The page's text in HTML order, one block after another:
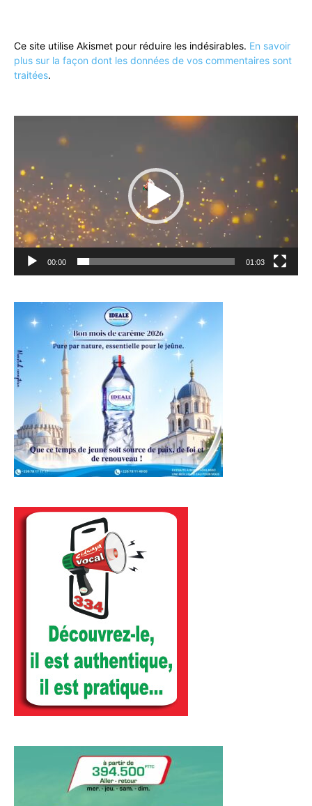
Ce site utilise Akismet pour réduire les indésirables. En savoir
plus sur la façon dont les données de vos commentaires sont
traitées.
00:00 01:03